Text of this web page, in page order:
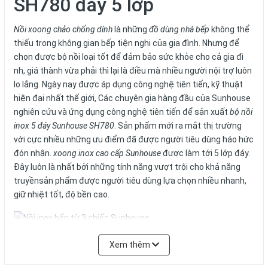
SH780 đáy 5 lớp
Nồi xoongchảo chống dính là những đồ dùng nhà bếp không thể
thiếu trong không gian bếp tiện nghi của gia đình. Nhưng để
chọn được bộ nồi loại tốt để đảm bảo sức khỏe cho cả gia đì
nh, giá thành vừa phải thì lại là điều mà nhiều người nội trợ luôn
lo lắng. Ngày nay được áp dụng công nghệ tiên tiến, kỹ thuật
hiện đại nhất thế giới, Các chuyên gia hàng đầu của Sunhouse
nghiên cứu và ứng dụng công nghệ tiên tiến để sản xuất bộ nồi
inox5 đáy Sunhouse SH780 . Sản phẩm mới ra mắt thị trường
với cực nhiều những ưu điểm đã được người tiêu dùng háo hức
đón nhận. xoong inox cao cấp Sunhouseđược làm tới 5 lớp đáy.
Đây luôn là nhất bởi những tính năng vượt trội cho khả năng
truyềnsản phẩm được người tiêu dùng lựa chọn nhiều nhanh,
giữ nhiệt tốt, độ bền cao.
Nồi inox bếp từ 3 chiếc Sunhouse
Xem thêm